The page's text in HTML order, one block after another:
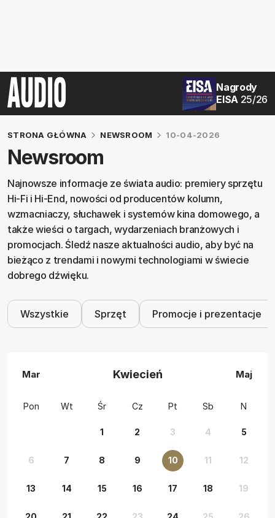
Nagrody
EISA 25/26
STRONA GŁÓWNA NEWSROOM 10-04-2026
Newsroom
Najnowsze informacje ze świata audio: premiery sprzętu
Hi‑Fi i Hi‑End, nowości od producentów kolumn,
wzmacniaczy, słuchawek i systemów kina domowego, a
także wieści o targach, wydarzeniach branżowych i
promocjach. Śledź nasze aktualności audio, aby być na
bieżąco z trendami i nowymi technologiami w świecie
dobrego dźwięku.
Wszystkie Sprzęt Promocje i prezentacje
Mar Kwiecień Maj
Pon Wt Śr Cz Pt Sb N
1 2 3 4 5
6 7 8 9 10 11 12
13 14 15 16 17 18 19